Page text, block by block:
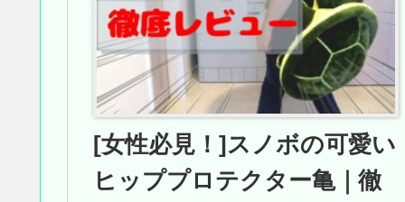
[女性必見！]スノボの可愛い
ヒッププロテクター亀｜徹